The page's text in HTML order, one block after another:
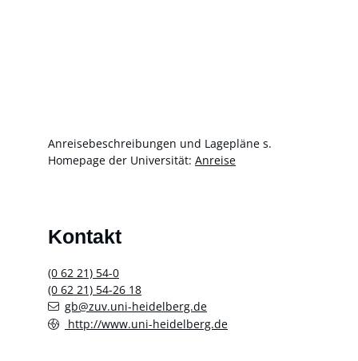
Anreisebeschreibungen und Lagepläne s.
Homepage der Universität: Anreise
Kontakt
(0 62 21) 54-0
(0 62 21) 54-26 18
gb@zuv.uni-heidelberg.de
http://www.uni-heidelberg.de